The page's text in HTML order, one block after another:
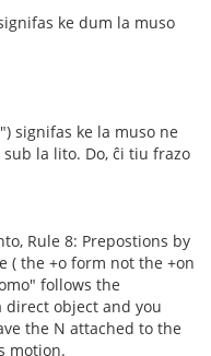
ke dum la muso
signifas ke la muso ne
la lito. Do, ĉi tiu frazo
Rule 8: Prepostions by
( the +o form not the +on
follows the
object and you
the N attached to the
motion.